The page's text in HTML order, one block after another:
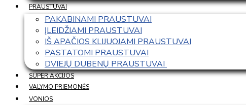
PRAUSTUVAI
PAKABINAMI PRAUSTUVAI
ĮLEIDŽIAMI PRAUSTUVAI
IŠ APAČIOS KLIJUOJAMI PRAUSTUVAI
PASTATOMI PRAUSTUVAI
DVIEJŲ DUBENŲ PRAUSTUVAI
SUPER AKCIJOS
VALYMO PRIEMONĖS
VONIOS